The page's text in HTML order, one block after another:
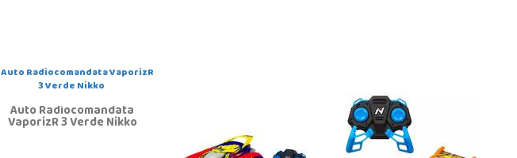
Auto Radiocomandata
VaporizR 3 Verde Nikko